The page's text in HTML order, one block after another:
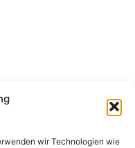
wir Technologien wie